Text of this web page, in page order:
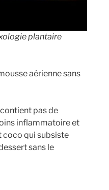
plantaire
aérienne sans
pas de
inflammatoire et
coco qui subsiste
sans le